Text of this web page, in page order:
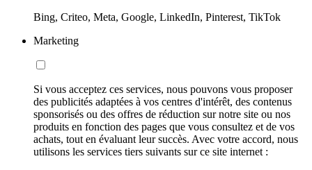
Bing, Criteo, Meta, Google, LinkedIn, Pinterest, TikTok
Marketing
Si vous acceptez ces services, nous pouvons vous proposer
des publicités adaptées à vos centres d'intérêt, des contenus
sponsorisés ou des offres de réduction sur notre site ou nos
produits en fonction des pages que vous consultez et de vos
achats, tout en évaluant leur succès. Avec votre accord, nous
utilisons les services tiers suivants sur ce site internet :